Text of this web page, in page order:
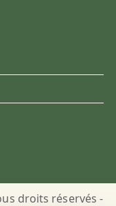
droits réservés -